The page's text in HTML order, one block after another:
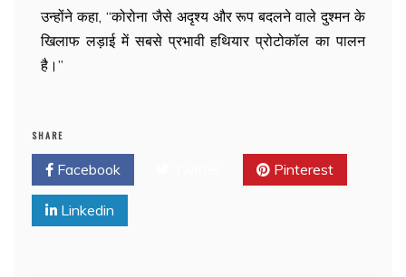
उन्होंने कहा, ‘‘कोरोना जैसे अदृश्य और रूप बदलने वाले दुश्मन के
खिलाफ लड़ाई में सबसे प्रभावी हथियार प्रोटोकॉल का पालन
है।’’
SHARE
Facebook Pinterest
Linkedin